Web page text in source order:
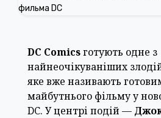
DC Comicsготують одне з
найнеочікуваніших
яке вже називають
майбутнього фільму у
DC. У центрі подій —